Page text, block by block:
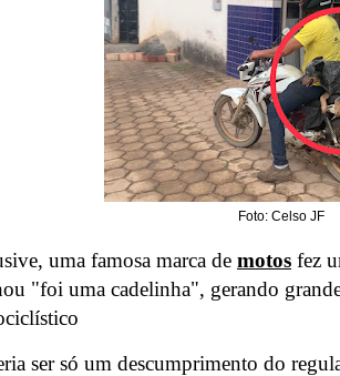
Foto: Celso JF
uma famosa marca de motos fez
"foi uma cadelinha", gerando
ser só um descumprimento do